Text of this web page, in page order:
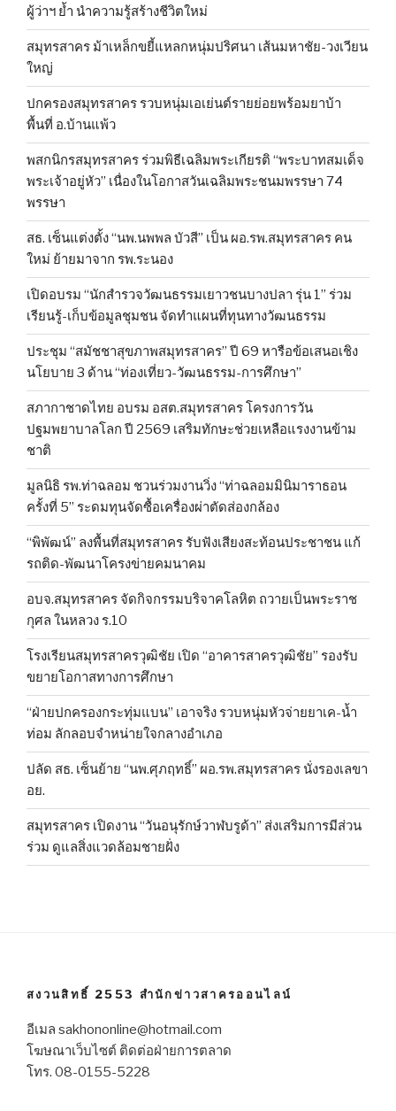
ผู้ว่าฯ ย้ำ นำความรู้สร้างชีวิตใหม่
สมุทรสาคร ม้าเหล็กขยี้แหลกหนุ่มปริศนา เส้นมหาชัย-วงเวียน
ใหญ่
ปกครองสมุทรสาคร รวบหนุ่มเอเย่นต์รายย่อยพร้อมยาบ้า
พื้นที่ อ.บ้านแพ้ว
พสกนิกรสมุทรสาคร ร่วมพิธีเฉลิมพระเกียรติ “พระบาทสมเด็จ
พระเจ้าอยู่หัว” เนื่องในโอกาสวันเฉลิมพระชนมพรรษา 74
พรรษา
สธ. เซ็นแต่งตั้ง “นพ.นพพล บัวสี” เป็น ผอ.รพ.สมุทรสาคร คน
ใหม่ ย้ายมาจาก รพ.ระนอง
เปิดอบรม “นักสำรวจวัฒนธรรมเยาวชนบางปลา รุ่น 1” ร่วม
เรียนรู้-เก็บข้อมูลชุมชน จัดทำแผนที่ทุนทางวัฒนธรรม
ประชุม “สมัชชาสุขภาพสมุทรสาคร” ปี 69 หารือข้อเสนอเชิง
นโยบาย 3 ด้าน “ท่องเที่ยว-วัฒนธรรม-การศึกษา”
สภากาชาดไทย อบรม อสต.สมุทรสาคร โครงการวัน
ปฐมพยาบาลโลก ปี 2569 เสริมทักษะช่วยเหลือแรงงานข้าม
ชาติ
มูลนิธิ รพ.ท่าฉลอม ชวนร่วมงานวิ่ง “ท่าฉลอมมินิมาราธอน
ครั้งที่ 5” ระดมทุนจัดซื้อเครื่องผ่าตัดส่องกล้อง
“พิพัฒน์” ลงพื้นที่สมุทรสาคร รับฟังเสียงสะท้อนประชาชน แก้
รถติด-พัฒนาโครงข่ายคมนาคม
อบจ.สมุทรสาคร จัดกิจกรรมบริจาคโลหิต ถวายเป็นพระราช
กุศล ในหลวง ร.10
โรงเรียนสมุทรสาครวุฒิชัย เปิด “อาคารสาครวุฒิชัย” รองรับ
ขยายโอกาสทางการศึกษา
“ฝ่ายปกครองกระทุ่มแบน” เอาจริง รวบหนุ่มหัวจ่ายยาเค-น้ำ
ท่อม ลักลอบจำหน่ายใจกลางอำเภอ
ปลัด สธ. เซ็นย้าย “นพ.ศุภฤทธิ์” ผอ.รพ.สมุทรสาคร นั่งรองเลขา
อย.
สมุทรสาคร เปิดงาน “วันอนุรักษ์วาฬบรูด้า” ส่งเสริมการมีส่วน
ร่วม ดูแลสิ่งแวดล้อมชายฝั่ง
สงวนสิทธิ์ 2553 สำนักข่าวสาครออนไลน์
อีเมล sakhononline@hotmail.com
โฆษณาเว็บไซต์ ติดต่อฝ่ายการตลาด
โทร. 08-0155-5228